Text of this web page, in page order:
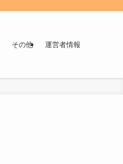
その他 運営者情報